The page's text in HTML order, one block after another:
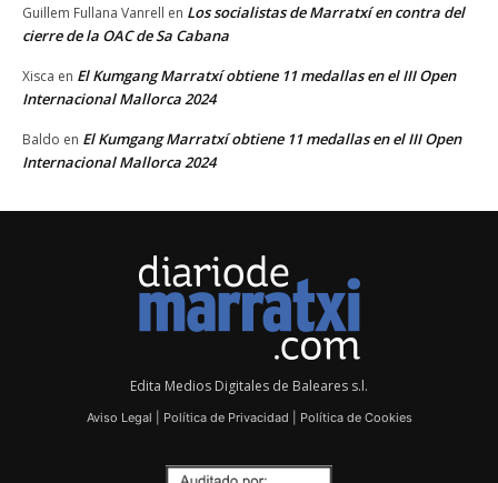
Guillem Fullana Vanrell en Los socialistas de Marratxí en contra del
cierre de la OAC de Sa Cabana
Xisca en El Kumgang Marratxí obtiene 11 medallas en el III Open
Internacional Mallorca 2024
Baldo en El Kumgang Marratxí obtiene 11 medallas en el III Open
Internacional Mallorca 2024
Edita Medios Digitales de Baleares s.l.
Aviso Legal Política de Privacidad Política de Cookies